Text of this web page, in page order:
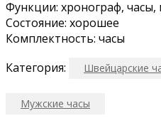
Функции: хронограф,
Состояние: хорошее
Комплектность: часы
Категория:
Швейцарские
Мужские часы